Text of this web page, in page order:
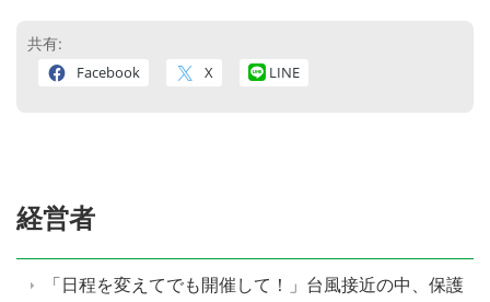
共有:
Facebook X LINE
経営者
「日程を変えてでも開催して！」台風接近の中、保護